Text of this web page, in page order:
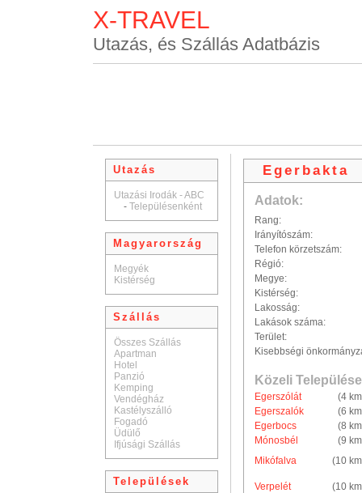
X-TRAVEL
Utazás, és Szállás Adatbázis
Utazás
Utazási Irodák - ABC
- Településenként
Magyarország
Megyék
Kistérség
Szállás
Összes Szállás
Apartman
Hotel
Panzió
Kemping
Vendégház
Kastélyszálló
Fogadó
Üdülő
Ifjúsági Szállás
Települések
Egerbakta
Adatok:
Rang:
Irányítószám:
Telefon körzetszám:
Régió:
Megye:
Kistérség:
Lakosság:
Lakások száma:
Terület:
Kisebbségi
Közeli
Egerszólát
(4
Egerszalók
(6
Egerbocs
(8
Mónosbél
(9
Mikófalva
(10
Verpelét
(10